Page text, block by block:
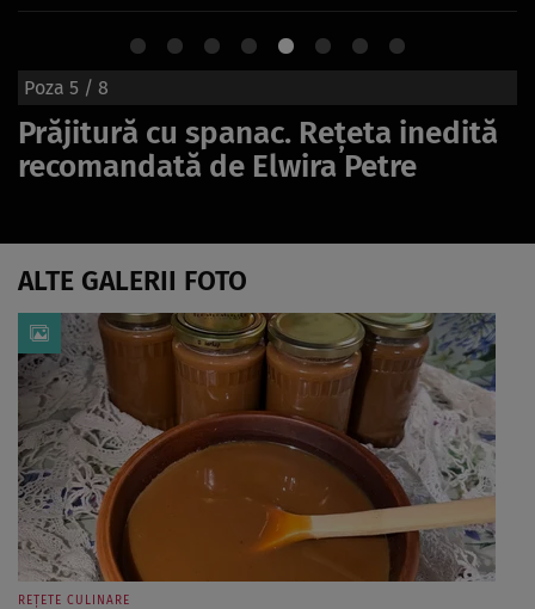
Poza 5 / 8
Prăjitură cu spanac. Rețeta inedită
recomandată de Elwira Petre
ALTE GALERII FOTO
REȚETE CULINARE